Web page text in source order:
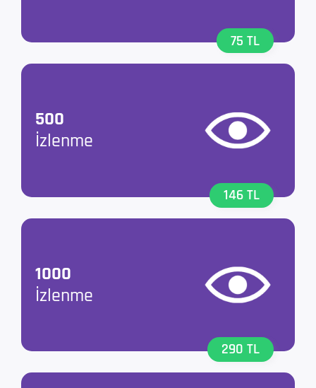
75 TL
500
İzlenme
146 TL
1000
İzlenme
290 TL